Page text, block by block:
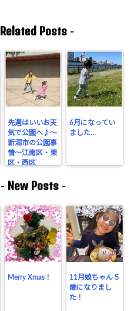
Related Posts-
先週はいいお天
気で公園へ♪〜
新潟市の公園事
情〜江南区・東
区・西区
6月になってい
ました…
New Posts -
Merry Xmas！
11月娘ちゃん５
歳になりまし
た！